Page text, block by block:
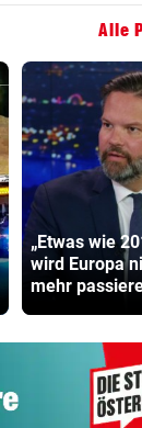
Alle
„Etwas wie
wird Europa
mehr